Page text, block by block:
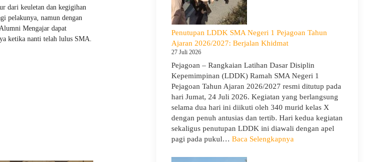
dari keuletan dan kegigihan
pelakunya, namun dengan
Mengajar dapat
ketika nanti telah lulus SMA.
SMA
Negeri
1
Pejagoan,
Bekali
Bijak
Memilih
Pergaulan
Demi
Masa
Depan
Cerah
Penutupan LDDK SMA Negeri 1 Pejagoan Tahun
Ajaran 2026/2027: Berjalan Khidmat
27 Juli 2026
Pejagoan – Rangkaian Latihan Dasar Disiplin
Kepemimpinan (LDDK) Ramah SMA Negeri 1
Pejagoan Tahun Ajaran 2026/2027 resmi ditutup pada
hari Jumat, 24 Juli 2026. Kegiatan yang berlangsung
selama dua hari ini diikuti oleh 340 murid kelas X
dengan penuh antusias dan tertib. Hari kedua kegiatan
sekaligus penutupan LDDK ini diawali dengan apel
pagi pada pukul… Baca Selengkapnya